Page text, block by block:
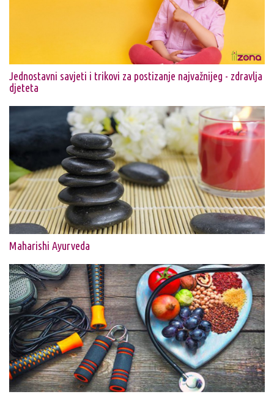
Jednostavni savjeti i trikovi za postizanje najvažnijeg - zdravlja
djeteta
Maharishi Ayurveda